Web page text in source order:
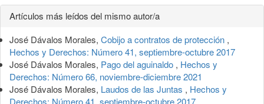
Detalles
del
artículo
Artículos más leídos del mismo autor/a
José Dávalos Morales, Cobijo a contratos de protección ,
Hechos y Derechos: Número 41, septiembre-octubre 2017
José Dávalos Morales, Pago del aguinaldo , Hechos y
Derechos: Número 66, noviembre-diciembre 2021
José Dávalos Morales, Laudos de las Juntas , Hechos y
Derechos: Número 41, septiembre-octubre 2017